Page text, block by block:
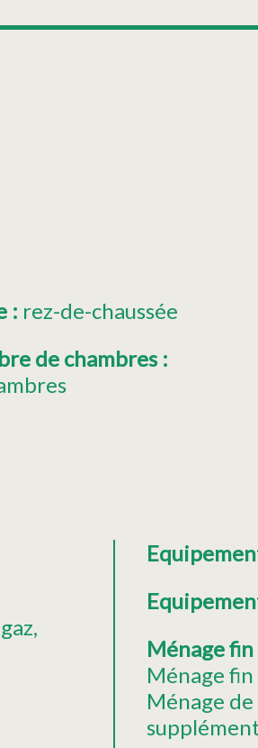
: rez-de-chaussée
de chambres :
Ménage
Ménage
Ménage